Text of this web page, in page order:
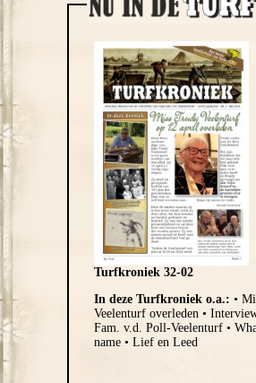
Turfkroniek 32-02
In deze Turfkroniek o.a.: •
Veelenturf overleden •
Fam. v.d. Poll-Veelenturf •
name • Lief en Leed